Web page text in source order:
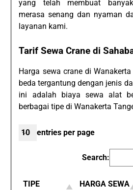
yang telah membuat
merasa senang dan nyaman
layanan kami.
Tarif Sewa Crane di
Harga sewa crane di
beda tergantung dengan jenis
ini adalah biaya sewa alat
berbagai tipe di Wanakerta
entries per page
Search:
TIPE
HARGA SEWA